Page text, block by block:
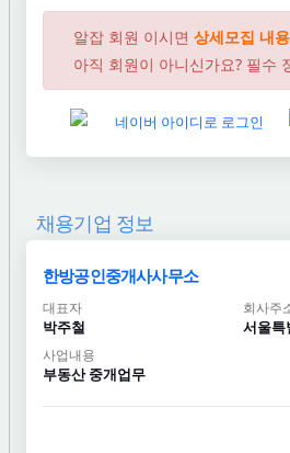
알잡 회원 이시면 상세모집 내
아직 회원이 아니신가요? 필수
채용기업 정보
한방공인중개사사무소
대표자
박주철
회사주
서울특
사업내용
부동산 중개업무